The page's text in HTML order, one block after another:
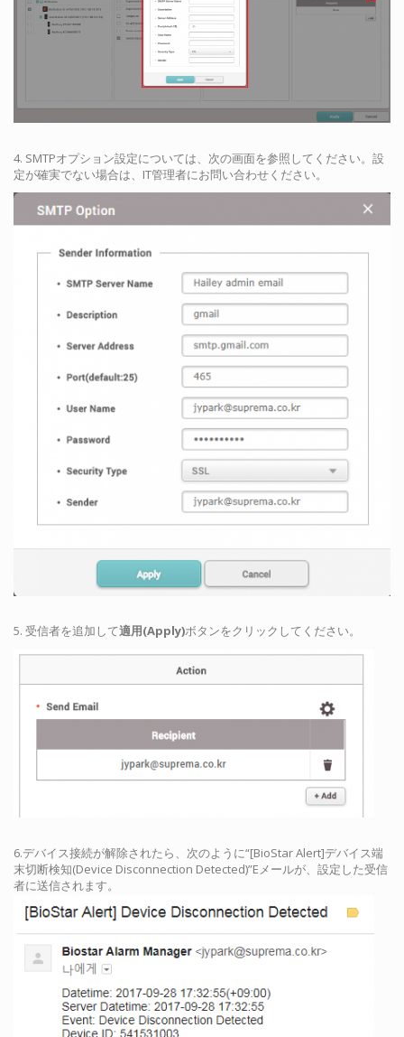
4. SMTPオプション設定については、次の画面を参照してください。設
定が確実でない場合は、IT管理者にお問い合わせください。
5. 受信者を追加して適用(Apply)ボタンをクリックしてください。
6.デバイス接続が解除されたら、次のように“[BioStar Alert]デバイス端
末切断検知(Device Disconnection Detected)”Eメールが、設定した受信
者に送信されます。